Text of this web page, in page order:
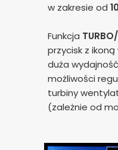
w zakresie od
Funkcja
przycisk z
duża
możliwości
turbiny
(zależnie od